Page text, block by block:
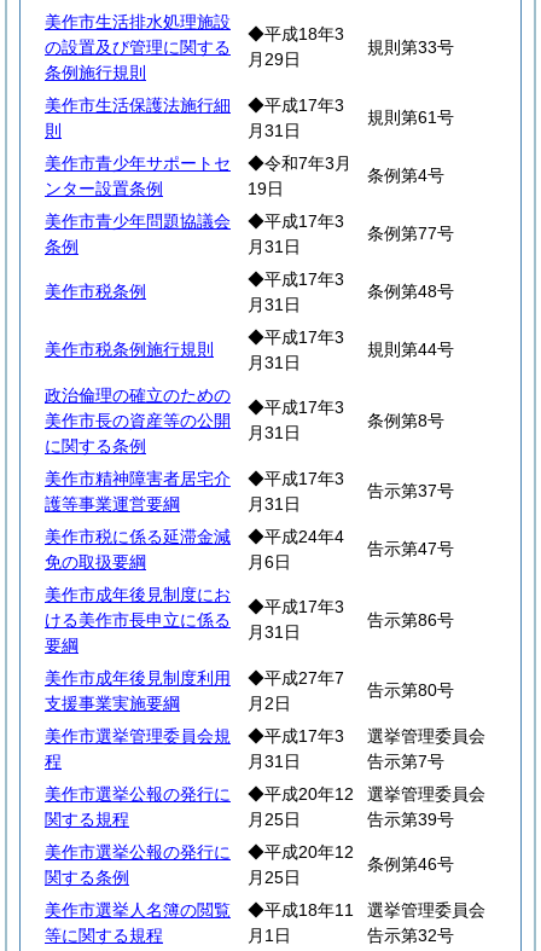
美作市生活排水処理施設
の設置及び管理に関する
条例施行規則
◆平成18年3
月29日
規則第33号
美作市生活保護法施行細
則
◆平成17年3
月31日
規則第61号
美作市青少年サポートセ
ンター設置条例
◆令和7年3月
19日
条例第4号
美作市青少年問題協議会
条例
◆平成17年3
月31日
条例第77号
美作市税条例
◆平成17年3
月31日
条例第48号
美作市税条例施行規則
◆平成17年3
月31日
規則第44号
政治倫理の確立のための
美作市長の資産等の公開
に関する条例
◆平成17年3
月31日
条例第8号
美作市精神障害者居宅介
護等事業運営要綱
◆平成17年3
月31日
告示第37号
美作市税に係る延滞金減
免の取扱要綱
◆平成24年4
月6日
告示第47号
美作市成年後見制度にお
ける美作市長申立に係る
要綱
◆平成17年3
月31日
告示第86号
美作市成年後見制度利用
支援事業実施要綱
◆平成27年7
月2日
告示第80号
美作市選挙管理委員会規
程
◆平成17年3
月31日
選挙管理委員会
告示第7号
美作市選挙公報の発行に
関する規程
◆平成20年12
月25日
選挙管理委員会
告示第39号
美作市選挙公報の発行に
関する条例
◆平成20年12
月25日
条例第46号
美作市選挙人名簿の閲覧
等に関する規程
◆平成18年11
月1日
選挙管理委員会
告示第32号